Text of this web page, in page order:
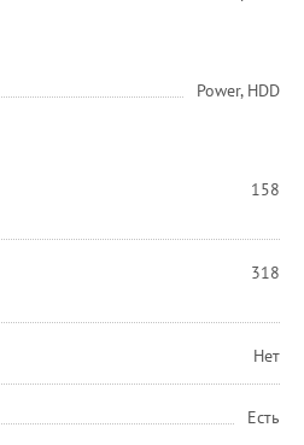
Power, HDD
158
318
Нет
Есть